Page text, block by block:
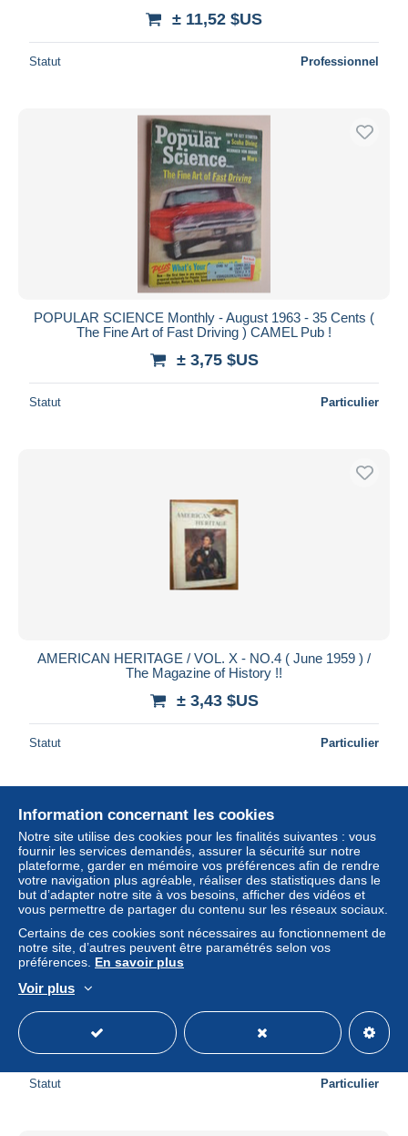
± 11,52 $US
Statut Professionnel
POPULAR SCIENCE Monthly - August 1963 - 35 Cents (
The Fine Art of Fast Driving ) CAMEL Pub !
± 3,75 $US
Statut Particulier
AMERICAN HERITAGE / VOL. X - NO.4 ( June 1959 ) /
The Magazine of History !!
± 3,43 $US
Statut Particulier
SOTHEBY'S - Contemporary Art, Part I - NEW YORK (
Tuesday May 8 1990 ) !!
± 2,44 $US
Statut Particulier
Information concernant les cookies
Notre site utilise des cookies pour les finalités suivantes : vous
fournir les services demandés, assurer la sécurité sur notre
plateforme, garder en mémoire vos préférences afin de rendre
votre navigation plus agréable, réaliser des statistiques dans le
but d’adapter notre site à vos besoins, afficher des vidéos et
vous permettre de partager du contenu sur les réseaux sociaux.
Certains de ces cookies sont nécessaires au fonctionnement de
notre site, d’autres peuvent être paramétrés selon vos
préférences. En savoir plus
Voir plus